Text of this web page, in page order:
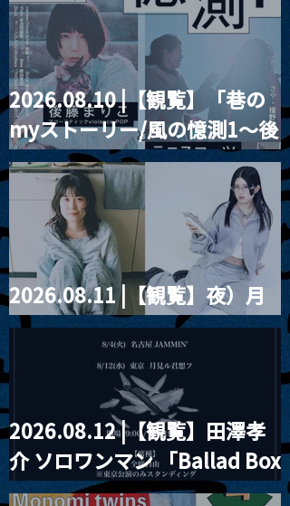
とベルリンの壁
2026.08.10 |【観覧】「巷の
myストーリー/風の憶測1～後
藤まりこアコースティック
violence POPとテニスコー
ツ」
2026.08.11 |【観覧】夜）月
見ル君想フpre. Sugar Shock
2026.08.12 |【観覧】田澤孝
介 ソロワンマン 「Ballad Box
2026」